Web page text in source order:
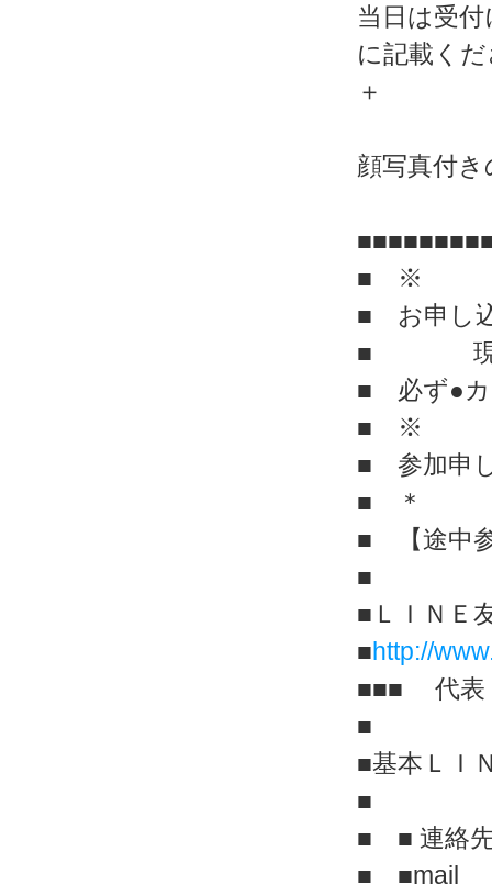
当日は受
に記載く
＋
顔写真付
■ ※
■ お申し
■ 現地
■ 必ず●カ
■ ※
■ 参加申
■ ＊
■ 【途中
■ＬＩＮＥ
■http://
■■■ 代表
■
■基本ＬＩ
■
■ ■ 連絡
■